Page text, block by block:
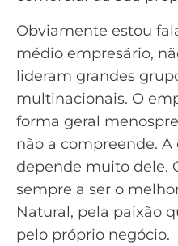
Obviamente estou
médio empresário,
lideram grandes
multinacionais. O
forma geral
não a compreende.
depende muito dele.
sempre a ser o
Natural, pela paixão
pelo próprio negócio.